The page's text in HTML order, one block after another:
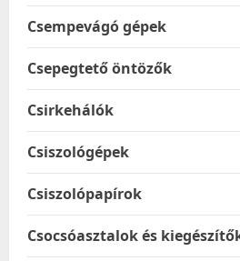
Csempevágó gépek
Csepegtető öntözők
Csirkehálók
Csiszológépek
Csiszolópapírok
Csocsóasztalok és